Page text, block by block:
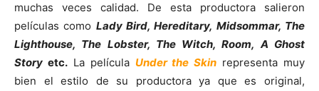
muchas veces calidad. De esta productora salieron
películas como Lady Bird, Hereditary, Midsommar, The
Lighthouse, The Lobster, The Witch, Room, A Ghost
Story etc.La película Under the Skin representa muy
bien el estilo de su productora ya que es original,